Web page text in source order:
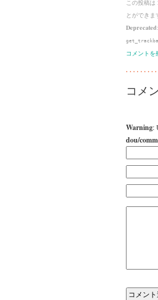
この投稿は
とができま
Deprecated
コメントを
コメ
Warning:
dou/